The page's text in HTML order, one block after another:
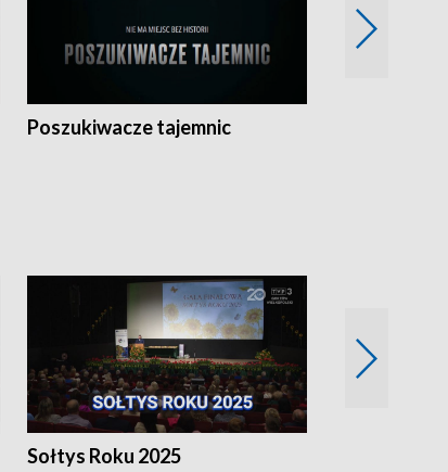
Poszukiwacze tajemnic
Sołtys Roku 2025